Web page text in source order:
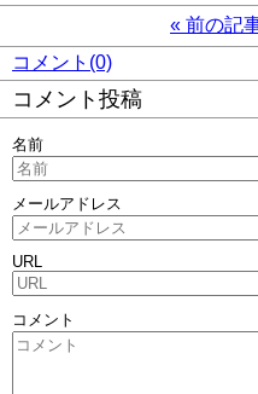
« 前の記
コメント(0)
コメント投稿
名前
メールアドレス
URL
コメント